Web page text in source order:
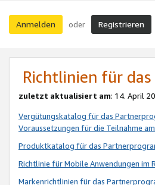
Anmelden oder Registrieren
Richtlinien für
zuletzt aktualisiert am: 14. April
Vergütungskatalog für das
Voraussetzungen für die Teilnahme
Produktkatalog für das
Richtlinie für Mobile Anwendungen im
Markenrichtlinien für das